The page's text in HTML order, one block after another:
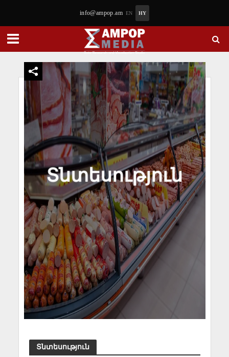
info@ampop.am EN HY
Տնտեսություն
Տնտեսություն